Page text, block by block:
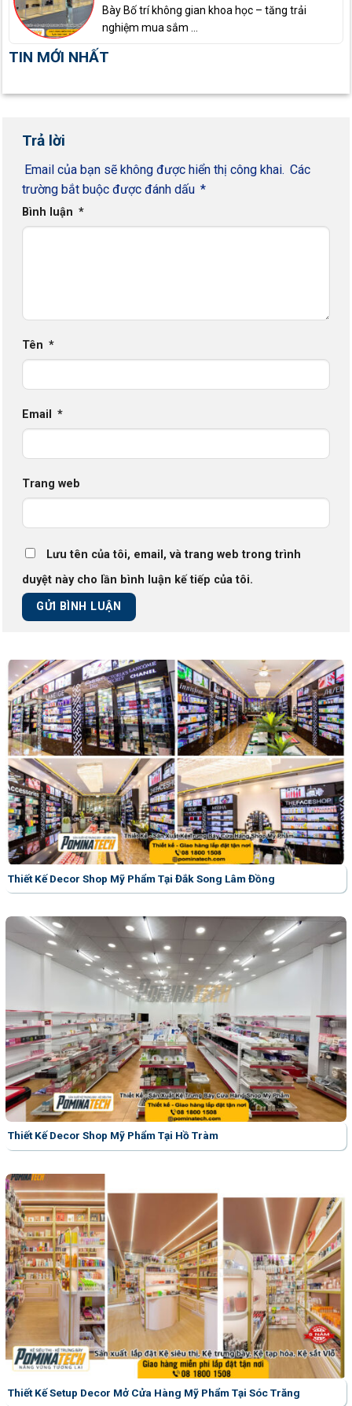
Bày Bố trí không gian khoa học – tăng trải
nghiệm mua sắm ...
TIN MỚI NHẤT
Trả lời
Email của bạn sẽ không được hiển thị công khai. Các
trường bắt buộc được đánh dấu *
Bình luận *
Tên *
Email *
Trang web
Lưu tên của tôi, email, và trang web trong trình
duyệt này cho lần bình luận kế tiếp của tôi.
Thiết Kế Decor Shop Mỹ Phẩm Tại Đắk Song Lâm Đồng
Thiết Kế Decor Shop Mỹ Phẩm Tại Hồ Tràm
Thiết Kế Setup Decor Mở Cửa Hàng Mỹ Phẩm Tại Sóc Trăng